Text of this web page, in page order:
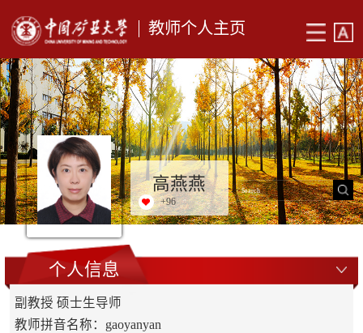
教师个人主页
高燕燕
+96
个人信息
副教授 硕士生导师
教师拼音名称：gaoyanyan